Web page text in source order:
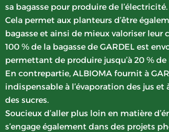
sa bagasse pour produire de l’électricité.
Cela permet aux planteurs d’être
bagasse et ainsi de mieux valoriser leur
100 % de la bagasse de GARDEL est
permettant de produire jusqu’à 20 % de
En contrepartie, ALBIOMA fournit à
indispensable à l’évaporation des jus
des sucres.
Soucieux d’aller plus loin en matière
s’engage également dans des projets